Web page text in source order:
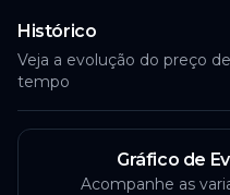
Histórico
Veja a evolução do preço
tempo
Gráfico de
Acompanhe as